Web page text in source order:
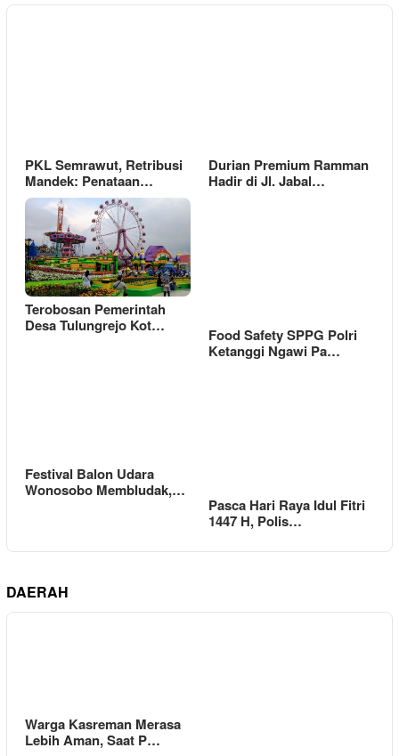
PKL Semrawut, Retribusi
Mandek: Penataan…
Durian Premium Ramman
Hadir di Jl. Jabal…
Terobosan Pemerintah
Desa Tulungrejo Kot…
Food Safety SPPG Polri
Ketanggi Ngawi Pa…
Festival Balon Udara
Wonosobo Membludak,…
Pasca Hari Raya Idul Fitri
1447 H, Polis…
DAERAH
Warga Kasreman Merasa
Lebih Aman, Saat P…